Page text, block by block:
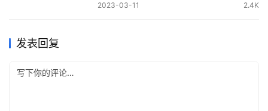
2023-03-11 2.4K
发表回复